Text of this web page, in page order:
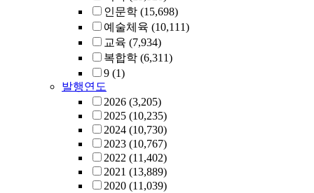
인문학 (15,698)
예술체육 (10,111)
교육 (7,934)
복합학 (6,311)
9 (1)
발행연도
2026 (3,205)
2025 (10,235)
2024 (10,730)
2023 (10,767)
2022 (11,402)
2021 (13,889)
2020 (11,039)